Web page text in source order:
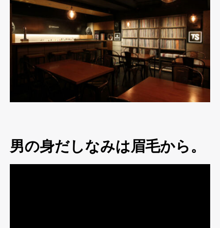
男の身だしなみは眉毛から。